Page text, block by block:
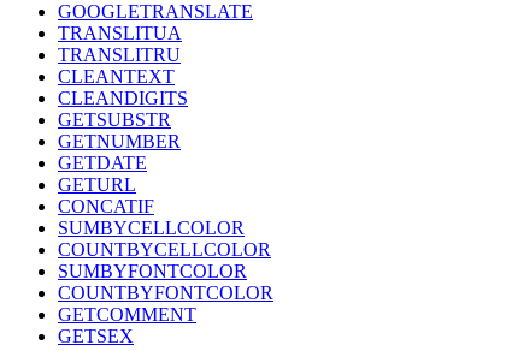
GOOGLETRANSLATE
TRANSLITUA
TRANSLITRU
CLEANTEXT
CLEANDIGITS
GETSUBSTR
GETNUMBER
GETDATE
GETURL
CONCATIF
SUMBYCELLCOLOR
COUNTBYCELLCOLOR
SUMBYFONTCOLOR
COUNTBYFONTCOLOR
GETCOMMENT
GETSEX